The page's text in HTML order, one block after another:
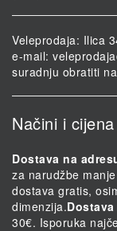
Veleprodaja: Ilica
e-mail:
suradnju obratiti
Načini i
Dostava na
za narudžbe
dostava gratis,
dimenzija.
30€. Isporuka